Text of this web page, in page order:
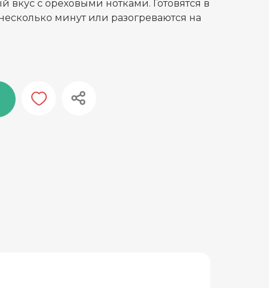
с ореховыми нотками. Готовятся в
минут или разогреваются на